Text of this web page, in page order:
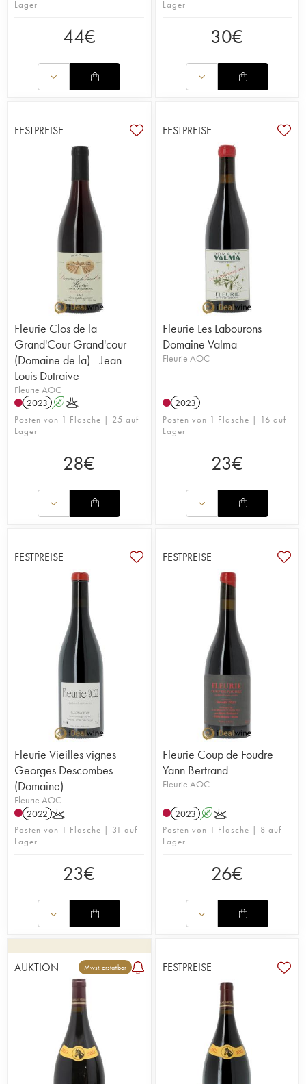
Lager
44€
Lager
30€
FESTPREISE
Fleurie Clos de la
Grand'Cour Grand'cour
(Domaine de la) - Jean-
Louis Dutraive
Fleurie AOC
2023 AK
Posten von 1 Flasche | 25 auf
Lager
28€
FESTPREISE
Fleurie Les Labourons
Domaine Valma
Fleurie AOC
2023
Posten von 1 Flasche | 16 auf
Lager
23€
FESTPREISE
Fleurie Vieilles vignes
Georges Descombes
(Domaine)
Fleurie AOC
2022 K
Posten von 1 Flasche | 31 auf
Lager
23€
FESTPREISE
Fleurie Coup de Foudre
Yann Bertrand
Fleurie AOC
2023 AK
Posten von 1 Flasche | 8 auf
Lager
26€
AUKTION Mwst. erstattbar FESTPREISE